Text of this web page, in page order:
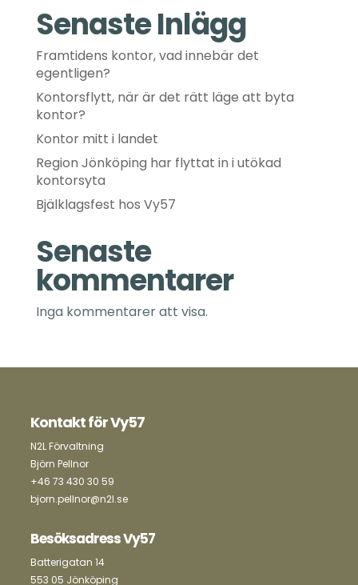
Senaste Inlägg
Framtidens kontor, vad innebär det
egentligen?
Kontorsflytt, när är det rätt läge att byta
kontor?
Kontor mitt i landet
Region Jönköping har flyttat in i utökad
kontorsyta
Bjälklagsfest hos Vy57
Senaste
kommentarer
Inga kommentarer att visa.
Kontakt för Vy57
N2L Förvaltning
Björn Pellnor
+46 73 430 30 59
bjorn.pellnor@n2l.se
Besöksadress Vy57
Batterigatan 14
553 05 Jönköping